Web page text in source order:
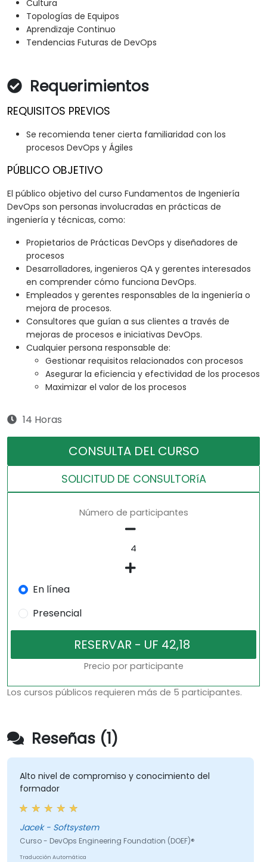
Cultura
Topologías de Equipos
Aprendizaje Continuo
Tendencias Futuras de DevOps
Requerimientos
REQUISITOS PREVIOS
Se recomienda tener cierta familiaridad con los
procesos DevOps y Ágiles
PÚBLICO OBJETIVO
El público objetivo del curso Fundamentos de Ingeniería
DevOps son personas involucradas en prácticas de
ingeniería y técnicas, como:
Propietarios de Prácticas DevOps y diseñadores de
procesos
Desarrolladores, ingenieros QA y gerentes interesados
en comprender cómo funciona DevOps.
Empleados y gerentes responsables de la ingeniería o
mejora de procesos.
Consultores que guían a sus clientes a través de
mejoras de procesos e iniciativas DevOps.
Cualquier persona responsable de:
Gestionar requisitos relacionados con procesos
Asegurar la eficiencia y efectividad de los procesos
Maximizar el valor de los procesos
14 Horas
CONSULTA DEL CURSO
SOLICITUD DE CONSULTORíA
Número de participantes
En línea
Presencial
Precio por participante
Los cursos públicos requieren más de 5 participantes.
Reseñas (1)
Alto nivel de compromiso y conocimiento del
formador
Jacek - Softsystem
Curso - DevOps Engineering Foundation (DOEF)®
Traducción Automática